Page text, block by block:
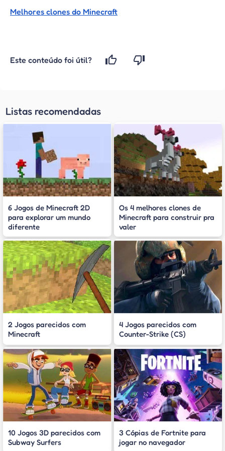
Melhores clones do Minecraft
Este conteúdo foi útil?
Listas recomendadas
6 Jogos de Minecraft 2D
para explorar um mundo
diferente
Os 4 melhores clones de
Minecraft para construir pra
valer
2 Jogos parecidos com
Minecraft
4 Jogos parecidos com
Counter-Strike (CS)
10 Jogos 3D parecidos com
Subway Surfers
3 Cópias de Fortnite para
jogar no navegador